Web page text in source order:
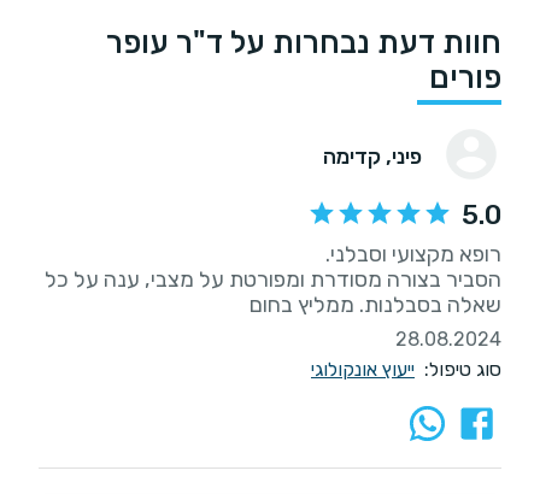
חוות דעת נבחרות על ד"ר עופר
פורים
פיני, קדימה
5.0
הסביר בצורה מסודרת ומפורטת על מצבי, ענה על כל
שאלה בסבלנות. ממליץ בחום
28.08.2024
סוג טיפול: ייעוץ אונקולוגי